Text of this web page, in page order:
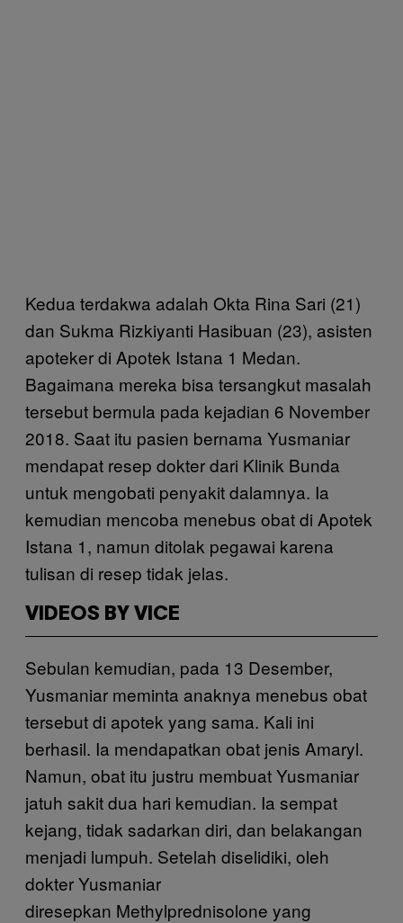
Kedua terdakwa adalah Okta Rina Sari (21)
dan Sukma Rizkiyanti Hasibuan (23), asisten
apoteker di Apotek Istana 1 Medan.
Bagaimana mereka bisa tersangkut masalah
tersebut bermula pada kejadian 6 November
2018. Saat itu pasien bernama Yusmaniar
mendapat resep dokter dari Klinik Bunda
untuk mengobati penyakit dalamnya. Ia
kemudian mencoba menebus obat di Apotek
Istana 1, namun ditolak pegawai karena
tulisan di resep tidak jelas.
VIDEOS BY VICE
Sebulan kemudian, pada 13 Desember,
Yusmaniar meminta anaknya menebus obat
tersebut di apotek yang sama. Kali ini
berhasil. Ia mendapatkan obat jenis Amaryl.
Namun, obat itu justru membuat Yusmaniar
jatuh sakit dua hari kemudian. Ia sempat
kejang, tidak sadarkan diri, dan belakangan
menjadi lumpuh. Setelah diselidiki, oleh
dokter Yusmaniar
diresepkan Methylprednisolone yang